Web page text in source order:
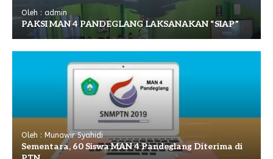
Oleh : admin
PAKSI MAN 4 PANDEGLANG LAKSANAKAN “SIAP”
Oleh : Munawir Syahidi
Sementara, 60 Siswa MAN 4 Pandeglang Diterima di